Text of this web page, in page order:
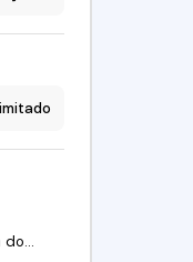
Água Espraiada (Caucaia do Alto) (19)